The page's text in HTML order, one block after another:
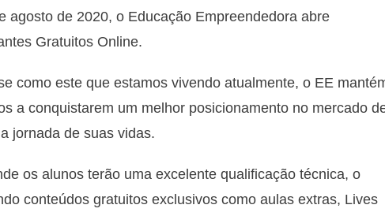
agosto de 2020, o Educação Empreendedora abre
Gratuitos Online.
como este que estamos vivendo atualmente, o EE
a conquistarem um melhor posicionamento no mercado
jornada de suas vidas.
os alunos terão uma excelente qualificação técnica, o
conteúdos gratuitos exclusivos como aulas extras, Lives